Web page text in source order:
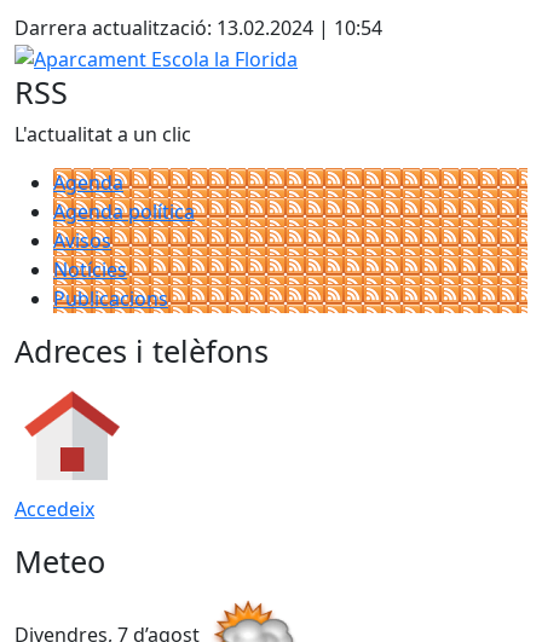
+
−
Darrera actualització: 13.02.2024 | 10:54
Aparcament Escola la Florida
RSS
L'actualitat a un clic
Agenda
Agenda política
Avisos
Notícies
Publicacions
Adreces i telèfons
Accedeix
Meteo
Divendres, 7 d’agost